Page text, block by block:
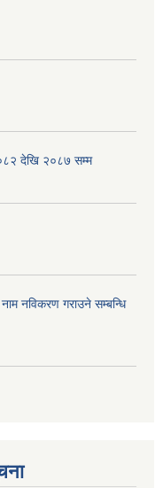
देखि २०८७ सम्म
नाम नविकरण गराउने सम्बन्धि